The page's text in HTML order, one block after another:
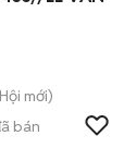
mới)
bán